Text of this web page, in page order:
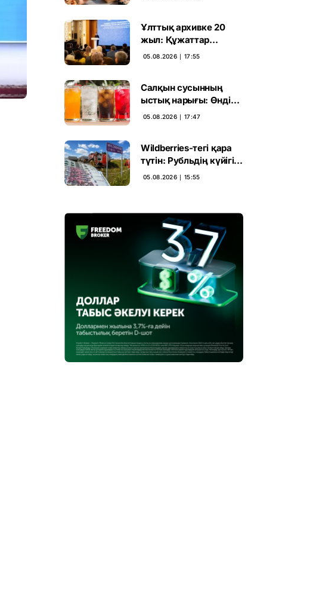
Ұлттық архивке 20
жыл: Құжаттар
тарихы цифрлық
05.08.2026 ∣ 17:55
Салқын сусынның
ыстық нарығы: Өндіріс
17 пайыз өсті
05.08.2026 ∣ 17:47
Wildberries-тегі қара
түтін: Рубльдің күйігі
Қазақстанға жұғуы
05.08.2026 ∣ 15:55